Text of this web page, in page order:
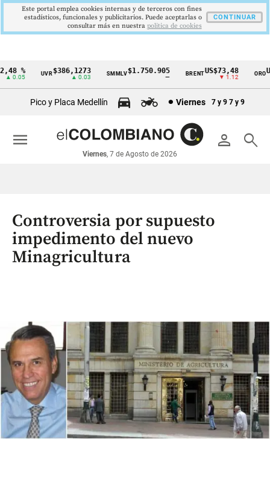
Cintillo
económicos
Colombia
%
0.05
UVR$386,1273
▲ 0.03
SMMLV$1.750.905 BRENTUS$73,48
▼ 1.12
ORO
Pico y Placa Medellín Viernes 7 y 9 7 y 9
person search
Viernes, 7 de Agosto de 2026
menu
Controversia por supuesto
impedimento del nuevo
Minagricultura
Este portal emplea cookies internas y de terceros con fines
estadísticos, funcionales y publicitarios. Puede aceptarlas o
consultar más en nuestra politica de cookies
CONTINUAR